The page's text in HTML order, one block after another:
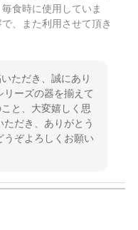
食時に使用していま
、また利用させて頂き
ただき、誠にあり
ーズの器を揃えて
と、大変嬉しく思
だき、ありがとう
うぞよろしくお願い